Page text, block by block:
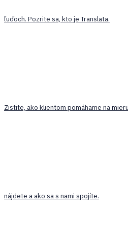
ľuďoch. Pozrite sa, kto je Translata.
Zistite, ako klientom pomáhame na
nájdete a ako sa s nami spojíte.